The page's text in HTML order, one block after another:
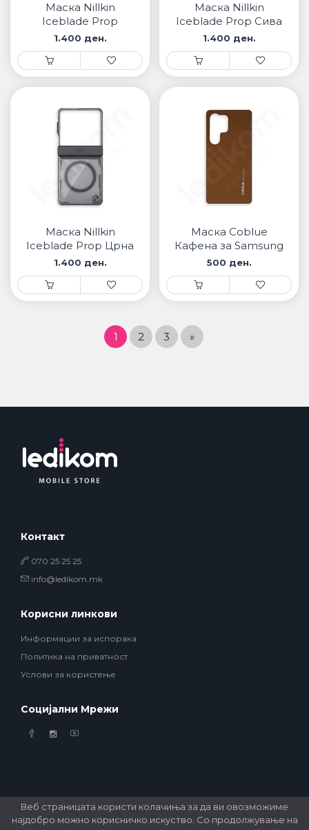
Маска Nillkin
Iceblade Prop
Кафена за Samsung
1.400 ден.
Маска Nillkin
Iceblade Prop Сива
за Samsung
1.400 ден.
Маска Nillkin
Iceblade Prop Црна
за Samsung
1.400 ден.
Маска Coblue
Кафена за Samsung
500 ден.
1 2 3 »
Веб страницата користи колачиња за да ви овозможиме
најдобро можно корисничко искуство. Со продолжување на
Контакт
070 25 25 25
info@ledikom.mk
Корисни линкови
Информации за испорака
Политика на приватност
Услови за користење
Социјални Мрежи
© 2026 Ledikom Mobile Store. All Rights Reserved. Developed byGSM Media